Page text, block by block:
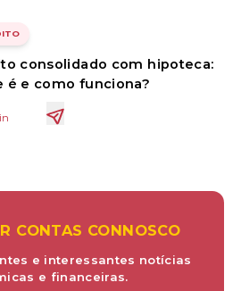
consolidado com hipoteca:
é e como funciona?
CONTAS CONNOSCO
e interessantes notícias
e financeiras.